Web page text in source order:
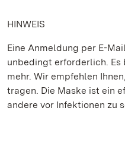
HINWEIS
Eine Anmeldung per E-
unbedingt erforderlich.
mehr. Wir empfehlen
tragen. Die Maske ist ein
andere vor Infektionen zu